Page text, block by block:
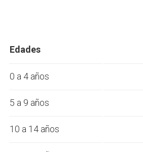
Edades
0 a 4 años
5 a 9 años
10 a 14 años